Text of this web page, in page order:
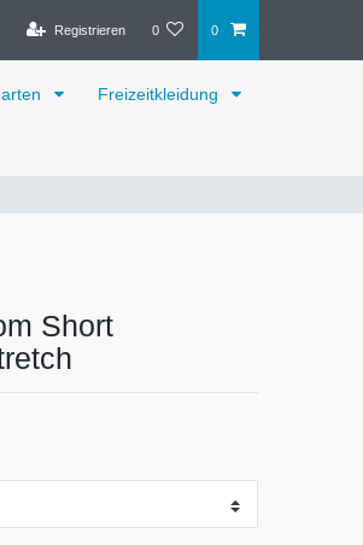
Registrieren 0 0
Freizeitkleidung
Short